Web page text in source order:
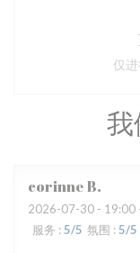
corinneB
2026-07-30 - 19:00
服务 : 5/5 氛围 : 5/5
仅